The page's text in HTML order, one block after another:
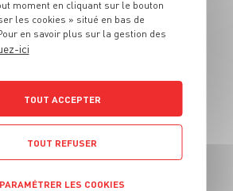
bourguignon
30min 3h
moment en cliquant sur le bouton
les cookies » situé en bas de
en savoir plus sur la gestion des
ici
TOUT ACCEPTER
TOUT REFUSER
PARAMÉTRER LES COOKIES